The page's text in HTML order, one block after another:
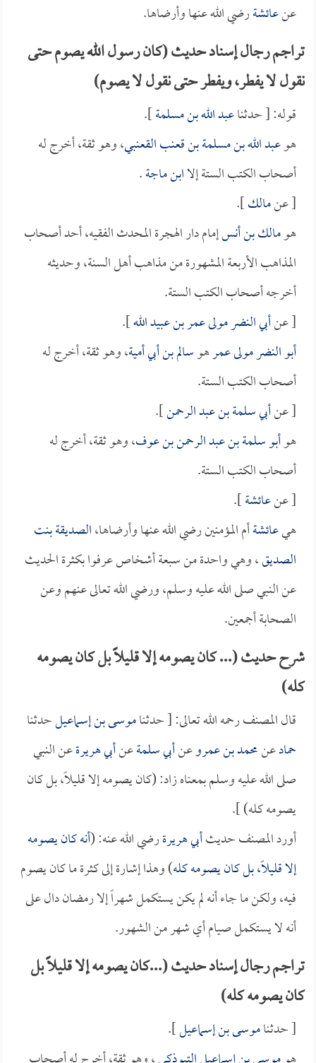
عنعائشةرضي الله عنها وأرضاها.
تراجم رجال إسناد حديث (كان رسول الله يصوم حتى
نقول لا يفطر، ويفطر حتى نقول لا يصوم)
قوله: [ حدثناعبد الله بن مسلمة].
هوعبد الله بن مسلمة بن قعنب القعنبي، وهو ثقة، أخرج له
أصحاب الكتب الستة إلاابن ماجة.
[ عنمالك].
هومالك بن أنسإمام دار الهجرة المحدث الفقيه، أحد أصحاب
المذاهب الأربعة المشهورة من مذاهب أهل السنة، وحديثه
أخرجه أصحاب الكتب الستة.
[ عنأبي النضر مولى عمر بن عبيد الله].
أبو النضر مولى عمرهوسالم بن أبي أمية، وهو ثقة، أخرج له
أصحاب الكتب الستة.
[ عنأبي سلمة بن عبد الرحمن].
هوأبو سلمة بن عبد الرحمن بن عوف، وهو ثقة، أخرج له
أصحاب الكتب الستة.
[ عنعائشة].
هيعائشةأم المؤمنين رضي الله عنها وأرضاها،الصديقة بنت
الصديق، وهي واحدة من سبعة أشخاص عرفوا بكثرة الحديث
عن النبي صلى الله عليه وسلم، ورضي الله تعالى عنهم وعن
الصحابة أجمعين.
شرح حديث (... كان يصومه إلا قليلاً بل كان يصومه
كله)
قال المصنف رحمه الله تعالى: [ حدثناموسى بن إسماعيلحدثنا
حمادعنمحمد بن عمروعنأبي سلمةعنأبي هريرةعن النبي
صلى الله عليه وسلم بمعناه زاد: (كان يصومه إلا قليلاً، بل كان
يصومه كله) ].
أورد المصنف حديثأبي هريرةرضي الله عنه: (أنه كان يصومه
إلا قليلاً، بل كان يصومه كله) وهذا إشارة إلى كثرة ما كان يصوم
فيه، ولكن ما جاء أنه لم يكن يستكمل شهراً إلا رمضان دال على
أنه لا يستكمل صيام أي شهر من الشهور.
تراجم رجال إسناد حديث (...كان يصومه إلا قليلاً بل
كان يصومه كله)
[ حدثناموسى بن إسماعيل].